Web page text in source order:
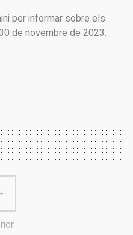
per informar sobre els
de novembre de 2023.